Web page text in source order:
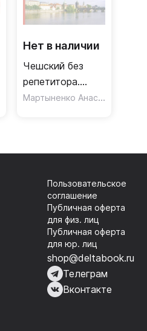
Нет в наличии
Чешский без
репетитора.
Самоучитель
Мартыненко Анастасия Евгеньевна
Пользовательское
соглашение
Публичная оферта
для физ. лиц
Публичная оферта
для юр. лиц
shop@deltabook.ru
Телеграм
Вконтакте